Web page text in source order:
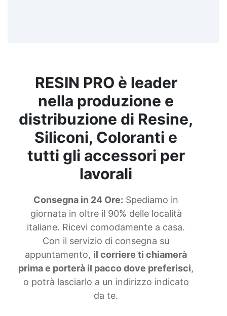
RESIN PRO è leader
nella produzione e
distribuzione di Resine,
Siliconi, Coloranti e
tutti gli accessori per
lavorali
Consegna in 24 Ore: Spediamo in
giornata in oltre il 90% delle località
italiane. Ricevi comodamente a casa.
Con il servizio di consegna su
appuntamento, il corriere ti chiamerà
prima e porterà il pacco dove preferisci,
o potrà lasciarlo a un indirizzo indicato
da te.